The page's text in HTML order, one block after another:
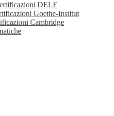
DELE
Goethe-Institut
Cambridge